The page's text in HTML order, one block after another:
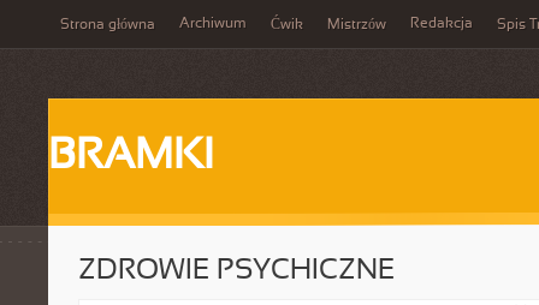
Strona główna Archiwum Ćwik Mistrzów Redakcja Spis
BRAMKI
ZDROWIE PSYCHICZNE